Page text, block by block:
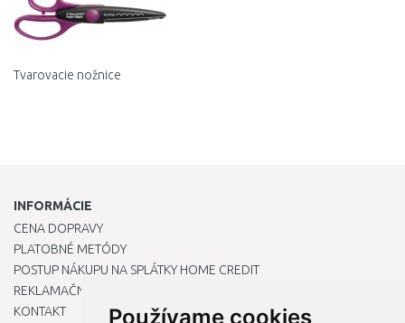
Používame cookies
Tvarovacie nožnice
INFORMÁCIE
CENA DOPRAVY
PLATOBNÉ METÓDY
POSTUP NÁKUPU NA SPLÁTKY HOME CREDIT
REKLAMAČNÝ PORIADOK
KONTAKT